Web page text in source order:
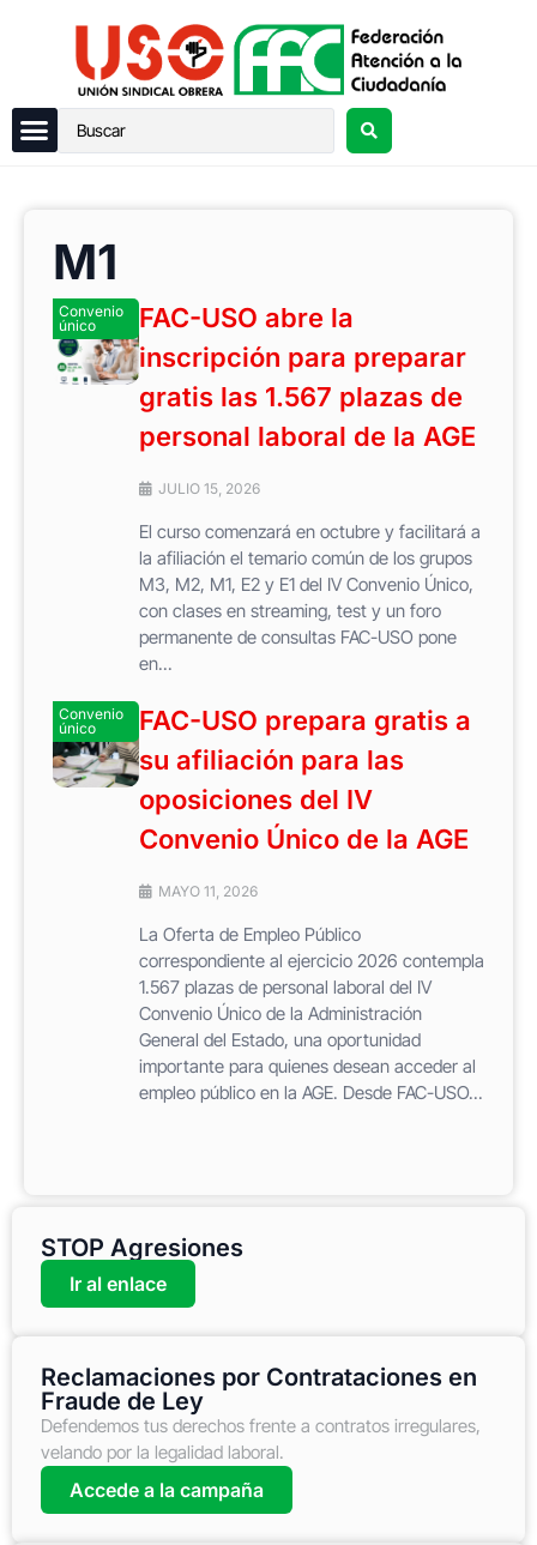
M1
Convenio
único
FAC-USO abre la
inscripción para preparar
gratis las 1.567 plazas de
personal laboral de la AGE
JULIO 15, 2026
El curso comenzará en octubre y facilitará a
la afiliación el temario común de los grupos
M3, M2, M1, E2 y E1 del IV Convenio Único,
con clases en streaming, test y un foro
permanente de consultas FAC-USO pone
en...
Convenio
único
FAC-USO prepara gratis a
su afiliación para las
oposiciones del IV
Convenio Único de la AGE
MAYO 11, 2026
La Oferta de Empleo Público
correspondiente al ejercicio 2026 contempla
1.567 plazas de personal laboral del IV
Convenio Único de la Administración
General del Estado, una oportunidad
importante para quienes desean acceder al
empleo público en la AGE. Desde FAC-USO...
STOP Agresiones
Ir al enlace
Reclamaciones por Contrataciones en
Fraude de Ley
Defendemos tus derechos frente a contratos irregulares,
velando por la legalidad laboral.
Accede a la campaña